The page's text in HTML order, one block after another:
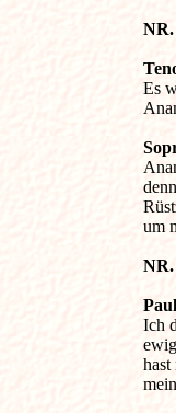
Es
um
Ich
hast